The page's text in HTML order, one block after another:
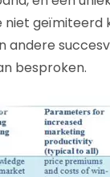
geïmiteerd
andere
besproken.